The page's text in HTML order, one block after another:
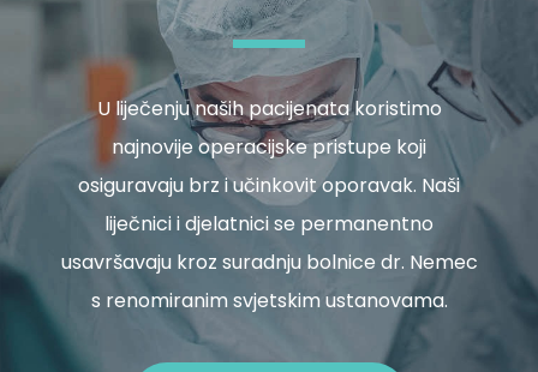
U liječenju naših pacijenata koristimo
najnovije operacijske pristupe koji
osiguravaju brz i učinkovit oporavak. Naši
liječnici i djelatnici se permanentno
usavršavaju kroz suradnju bolnice dr. Nemec
s renomiranim svjetskim ustanovama.